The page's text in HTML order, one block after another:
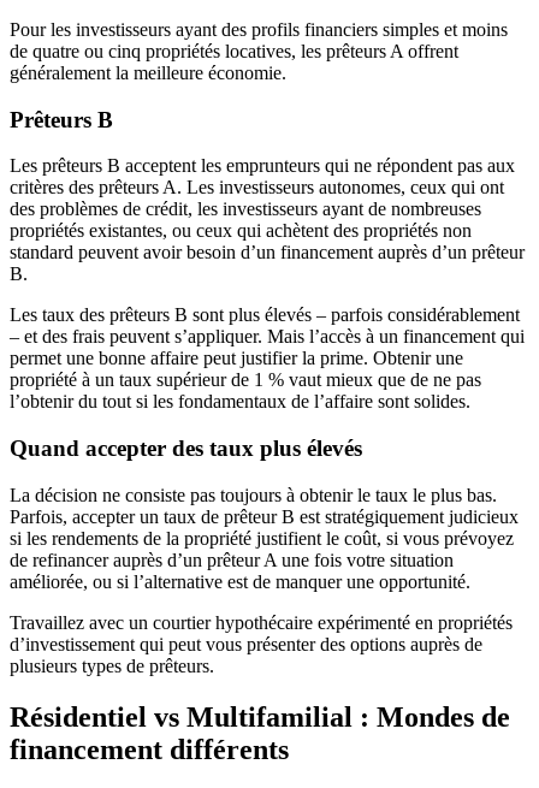
Pour les investisseurs ayant des profils financiers simples et moins
de quatre ou cinq propriétés locatives, les prêteurs A offrent
généralement la meilleure économie.
Prêteurs B
Les prêteurs B acceptent les emprunteurs qui ne répondent pas aux
critères des prêteurs A. Les investisseurs autonomes, ceux qui ont
des problèmes de crédit, les investisseurs ayant de nombreuses
propriétés existantes, ou ceux qui achètent des propriétés non
standard peuvent avoir besoin d’un financement auprès d’un prêteur
B.
Les taux des prêteurs B sont plus élevés – parfois considérablement
– et des frais peuvent s’appliquer. Mais l’accès à un financement qui
permet une bonne affaire peut justifier la prime. Obtenir une
propriété à un taux supérieur de 1 % vaut mieux que de ne pas
l’obtenir du tout si les fondamentaux de l’affaire sont solides.
Quand accepter des taux plus élevés
La décision ne consiste pas toujours à obtenir le taux le plus bas.
Parfois, accepter un taux de prêteur B est stratégiquement judicieux
si les rendements de la propriété justifient le coût, si vous prévoyez
de refinancer auprès d’un prêteur A une fois votre situation
améliorée, ou si l’alternative est de manquer une opportunité.
Travaillez avec un courtier hypothécaire expérimenté en propriétés
d’investissement qui peut vous présenter des options auprès de
plusieurs types de prêteurs.
Résidentiel vs Multifamilial : Mondes de
financement différents